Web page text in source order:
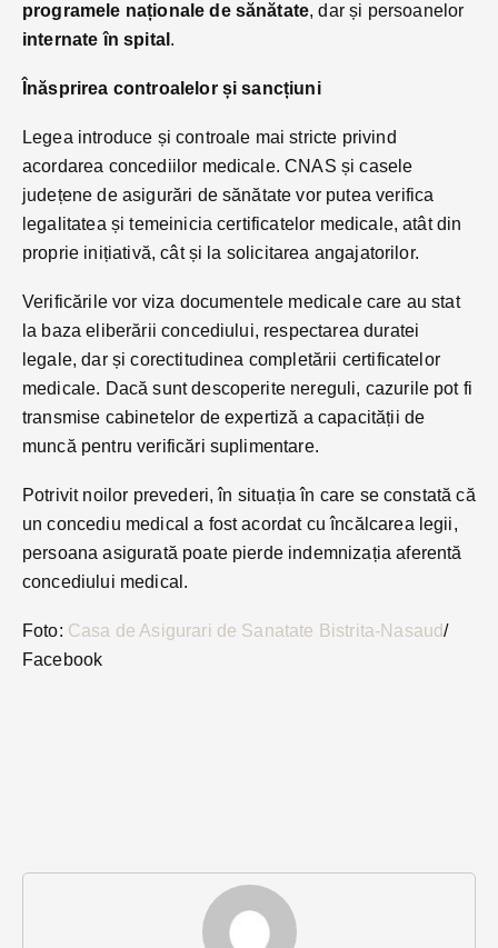
programele naționale de sănătate, dar și persoanelor
internate în spital .
Înăsprirea controalelor și sancțiuni
Legea introduce și controale mai stricte privind
acordarea concediilor medicale. CNAS și casele
județene de asigurări de sănătate vor putea verifica
legalitatea și temeinicia certificatelor medicale, atât din
proprie inițiativă, cât și la solicitarea angajatorilor.
Verificările vor viza documentele medicale care au stat
la baza eliberării concediului, respectarea duratei
legale, dar și corectitudinea completării certificatelor
medicale. Dacă sunt descoperite nereguli, cazurile pot fi
transmise cabinetelor de expertiză a capacității de
muncă pentru verificări suplimentare.
Potrivit noilor prevederi, în situația în care se constată că
un concediu medical a fost acordat cu încălcarea legii,
persoana asigurată poate pierde indemnizația aferentă
concediului medical.
Foto: Casa de Asigurari de Sanatate Bistrita-Nasaud/
Facebook